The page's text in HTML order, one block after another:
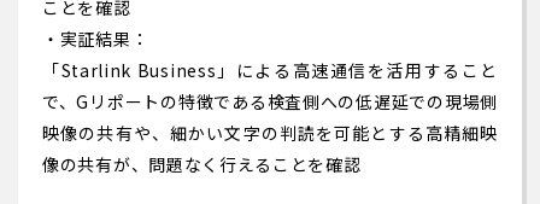
ことを確認
・実証結果：
「Starlink Business」による高速通信を活用すること
で、Gリポートの特徴である検査側への低遅延での現場側
映像の共有や、細かい文字の判読を可能とする高精細映
像の共有が、問題なく行えることを確認